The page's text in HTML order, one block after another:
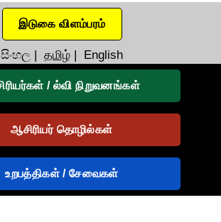
இடுகை விளம்பரம்
සිංහල | தமிழ் | English
ஆசிரியர்கள் / ல்வி நிறுவனங்கள்
ஆசிரியர் தொழில்கள்
உறபத்திகள் / சேவைகள்